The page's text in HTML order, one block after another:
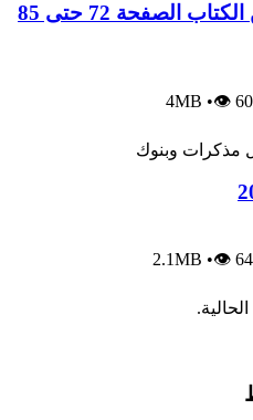
72 حتى 85
4MB •👁
مذكرات وبنوك
2.1MB •👁